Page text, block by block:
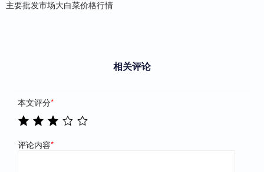
主要批发市场大白菜价格行情
相关评论
本文评分*
评论内容*